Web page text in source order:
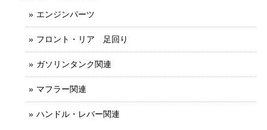
エンジンパーツ
フロント・リア 足回り
ガソリンタンク関連
マフラー関連
ハンドル・レバー関連